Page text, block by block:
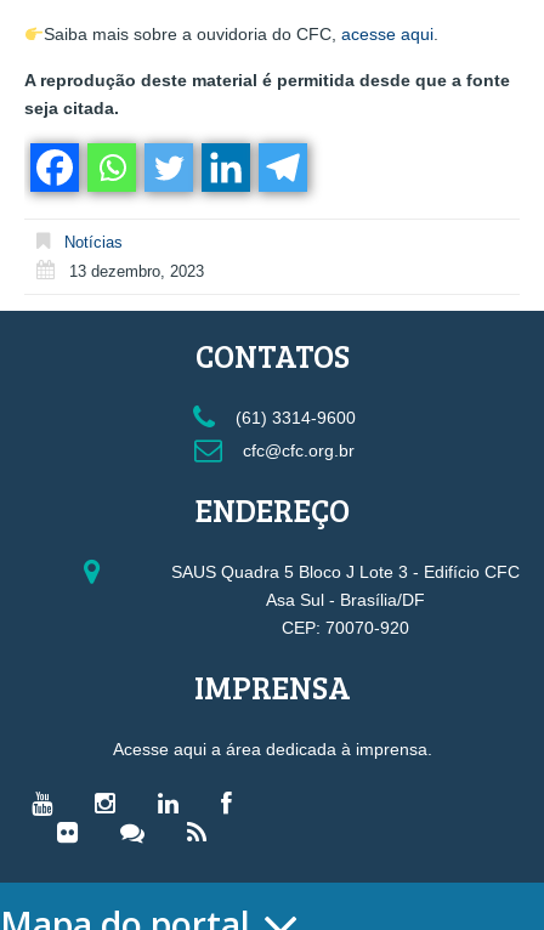
Saiba mais sobre a ouvidoria do CFC, acesse aqui.
A reprodução deste material é permitida desde que a fonte
seja citada.
Notícias
13 dezembro, 2023
CONTATOS
(61) 3314-9600
cfc@cfc.org.br
ENDEREÇO
SAUS Quadra 5 Bloco J Lote 3 - Edifício CFC
Asa Sul - Brasília/DF
CEP: 70070-920
IMPRENSA
Acesse aqui a área dedicada à imprensa.